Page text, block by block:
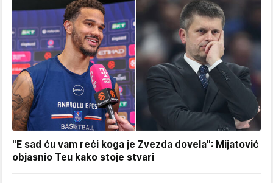
"E sad ću vam reći koga je Zvezda dovela": Mijatović
objasnio Teu kako stoje stvari